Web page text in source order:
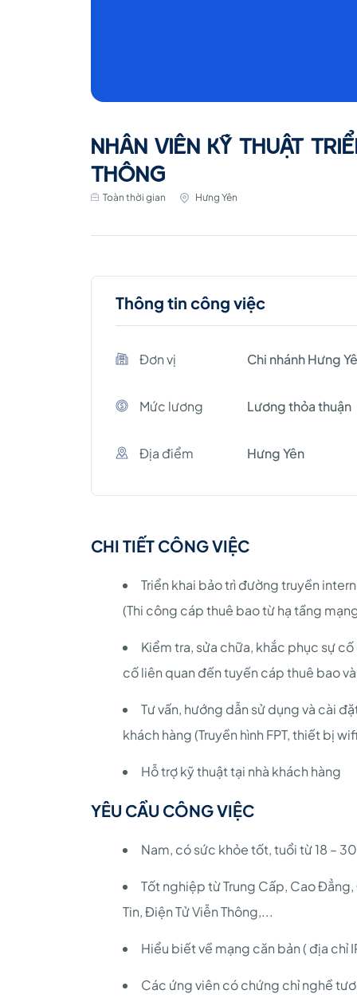
NHÂN VIÊN KỸ THUẬT
THÔNG
Toàn thời gian Hưng Yên
Thông tin công việc
Đơn vị Chi nhánh Hưng
Mức lương Lương thỏa thuận
Địa điểm Hưng Yên
CHI TIẾT CÔNG VIỆC
Triển khai bảo trì đường truyền
(Thi công cáp thuê bao từ hạ tầng
Kiểm tra, sửa chữa, khắc phục sự
cố liên quan đến tuyến cáp thuê bao
Tư vấn, hướng dẫn sử dụng và cài
khách hàng (Truyền hình FPT, thiết bị
Hỗ trợ kỹ thuật tại nhà khách hàng
YÊU CẦU CÔNG VIỆC
Nam, có sức khỏe tốt, tuổi từ 18 – 30
Tốt nghiệp từ Trung Cấp, Cao
Tin, Điện Tử Viễn Thông,...
Hiểu biết về mạng căn bản ( địa chỉ
Các ứng viên có chứng chỉ nghề